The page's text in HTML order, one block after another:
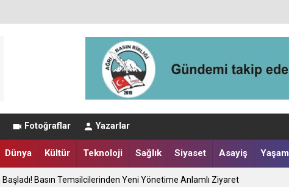
Fotoğraflar Yazarlar
Dünya Kültür Teknoloji Sağlık Siyaset Asayiş Yaşam
Basın Temsilcilerinden Yeni Yönetime Anlamlı Ziyaret